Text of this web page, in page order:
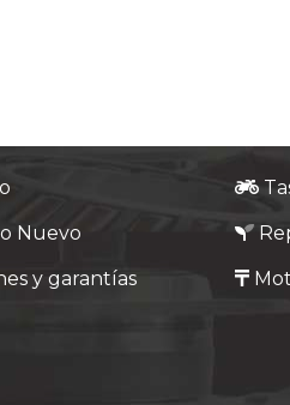
Nuevo
y garantías